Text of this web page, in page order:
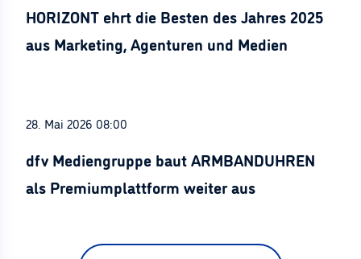
HORIZONT ehrt die Besten des Jahres 2025
aus Marketing, Agenturen und Medien
28. Mai 2026 08:00
dfv Mediengruppe baut ARMBANDUHREN
als Premiumplattform weiter aus